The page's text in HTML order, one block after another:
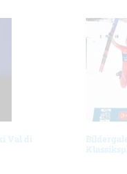
Val di